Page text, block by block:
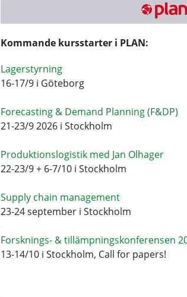
Kommande kursstarter i PLAN:
Lagerstyrning
16-17/9 i Göteborg
Forecasting & Demand Planning (F&DP)
21-23/9 2026 i Stockholm
Produktionslogistik med Jan Olhager
22-23/9 + 6-7/10 i Stockholm
Supply chain management
23-24 september i Stockholm
Forsknings- & tillämpningskonferensen
13-14/10 i Stockholm, Call for papers!